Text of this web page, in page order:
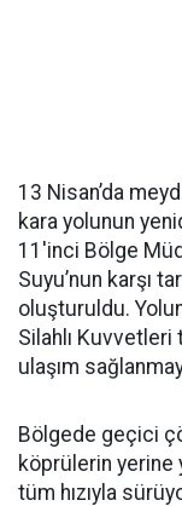
13 Nisan’da
kara yolunun
11'inci Bölge
Suyu’nun karşı
oluşturuldu. Yolun
Silahlı
ulaşım
Bölgede geçici
köprülerin yerine
tüm hızıyla